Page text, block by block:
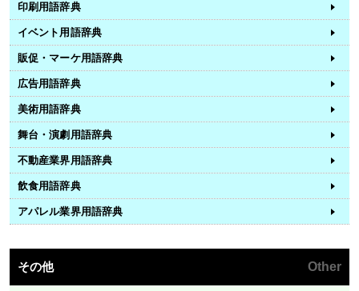
印刷用語辞典
イベント用語辞典
販促・マーケ用語辞典
広告用語辞典
美術用語辞典
舞台・演劇用語辞典
不動産業界用語辞典
飲食用語辞典
アパレル業界用語辞典
その他 Other